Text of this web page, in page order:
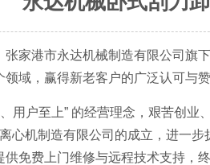
家港市永达机械制造有限公司
域，赢得新老客户的广泛认可与
用户至上” 的经营理念，艰苦创
心机制造有限公司的成立，进一
免费上门维修与远程技术支持，